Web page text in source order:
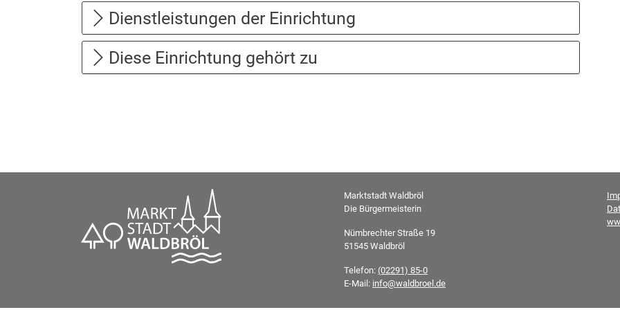
Dienstleistungen der Einrichtung
Diese Einrichtung gehört zu
Marktstadt Waldbröl
Die Bürgermeisterin
Nümbrechter Straße 19
51545 Waldbröl
Telefon: (02291) 85-0
E-Mail: info@waldbroel.de